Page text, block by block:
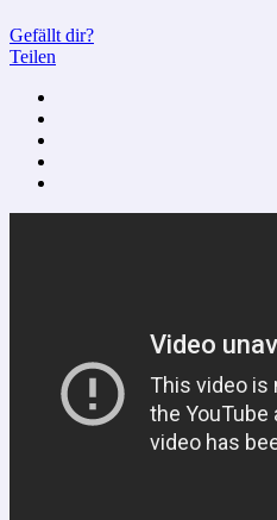
Gefällt dir?
Teilen